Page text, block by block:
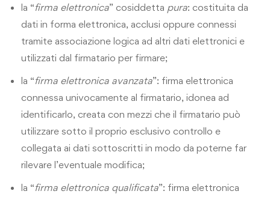
la “firma elettronica” cosiddetta pura: costituita da
dati in forma elettronica, acclusi oppure connessi
tramite associazione logica ad altri dati elettronici e
utilizzati dal firmatario per firmare;
la “firma elettronica avanzata”: firma elettronica
connessa univocamente al firmatario, idonea ad
identificarlo, creata con mezzi che il firmatario può
utilizzare sotto il proprio esclusivo controllo e
collegata ai dati sottoscritti in modo da poterne far
rilevare l’eventuale modifica;
la “firma elettronica qualificata”: firma elettronica